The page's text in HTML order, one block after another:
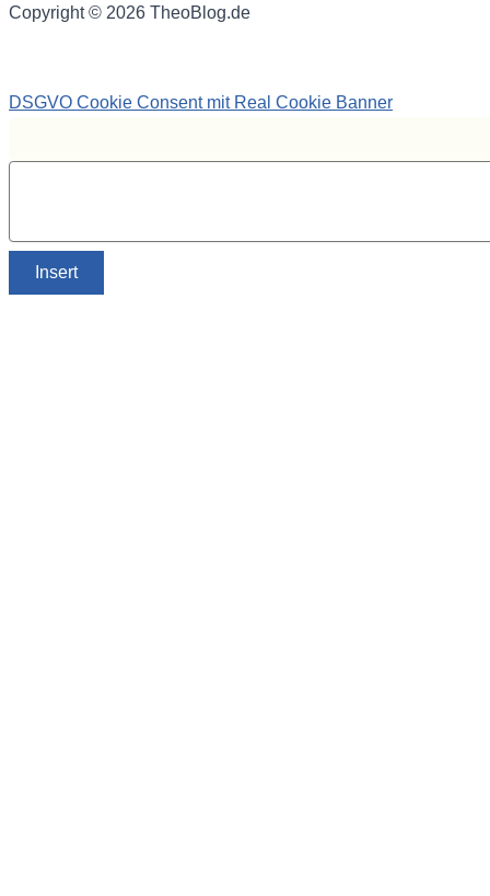
Copyright © 2026 TheoBlog.de
DSGVO Cookie Consent mit Real Cookie Banner
Insert